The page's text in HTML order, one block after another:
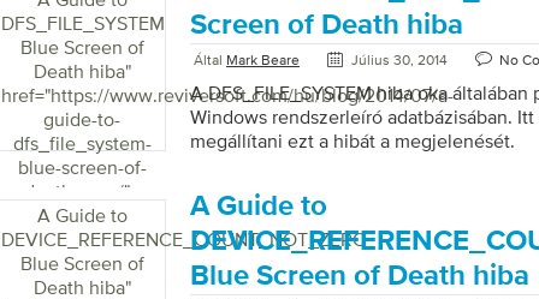
DFS_FILE_SYSTEM
Blue Screen of
Death hiba"
href="https://www.reviversoft.com/hu/blog/2014/07/a-
guide-to-
dfs_file_system-
blue-screen-of-
death-error/">
Screen of Death hiba
Által Mark Beare Július 30, 2014 No
A DFS_FILE_SYSTEM hiba oka
Windows rendszerleíró adatbázisában.
megállítani ezt a hibát a megjelenését.
A Guide to
DEVICE_REFERENCE_COUNT_NOT_ZERO
Blue Screen of
Death hiba"
A Guide to
Blue Screen of Death hiba